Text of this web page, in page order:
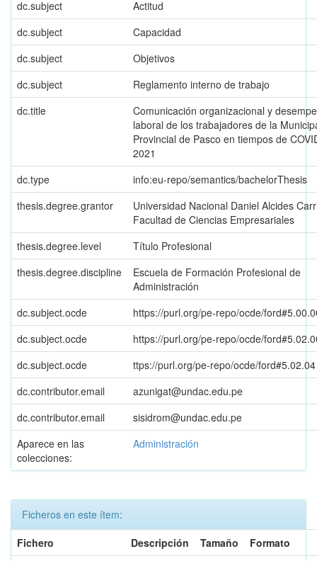
dc.subject
Actitud
dc.subject
Capacidad
dc.subject
Objetivos
dc.subject
Reglamento interno de trabajo
dc.title
Comunicación organizacional y
laboral de los trabajadores de la
Provincial de Pasco en tiempos de
2021
dc.type
info:eu-repo/semantics/bachelorThesis
thesis.degree.grantor
Universidad Nacional Daniel Alcides
Facultad de Ciencias Empresariales
thesis.degree.level
Título Profesional
thesis.degree.discipline
Escuela de Formación Profesional de
Administración
dc.subject.ocde
https://purl.org/pe-repo/ocde/
dc.subject.ocde
https://purl.org/pe-repo/ocde/
dc.subject.ocde
ttps://purl.org/pe-repo/ocde/ford#5.02.04
dc.contributor.email
azunigat@undac.edu.pe
dc.contributor.email
sisidrom@undac.edu.pe
Aparece en las
colecciones:
Administración
Ficheros en este ítem:
Fichero
Descripción Tamaño
Formato